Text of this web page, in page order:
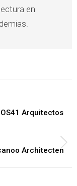
en
Arquitectos
Architecten